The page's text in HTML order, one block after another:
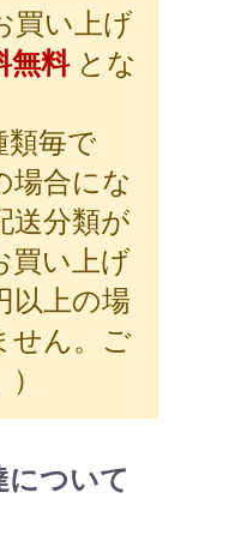
買い上げ
無料とな
類毎で
場合にな
送分類が
買い上げ
以上の場
せん。ご
について